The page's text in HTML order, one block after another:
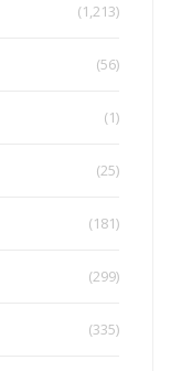
(1,213)
(56)
(1)
(25)
(181)
(299)
(335)